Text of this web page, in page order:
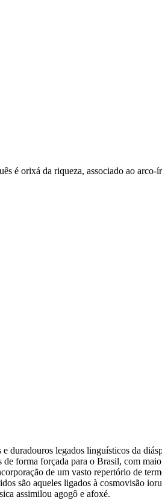
é orixá da riqueza, associado ao arco-
legados linguísticos da
forma forçada para o Brasil, com
de um vasto repertório de
são aqueles ligados à cosmovisão
assimilou agogô e afoxé.